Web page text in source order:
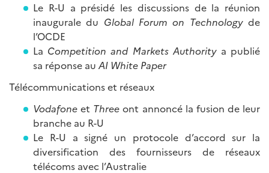
Le R-U a présidé les discussions de la réunion
inaugurale du Global Forum on Technologyde
l’OCDE
La Competition and Markets Authoritya publié
sa réponse au AI White Paper
Télécommunications et réseaux
Vodafone et Threeont annoncé la fusion de leur
branche au R-U
Le R-U a signé un protocole d’accord sur la
diversification des fournisseurs de réseaux
télécoms avec l’Australie